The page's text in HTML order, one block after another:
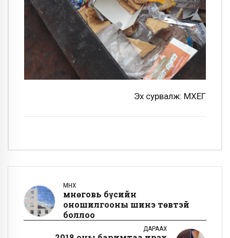
Эх сурвалж: МХЕГ
ӨМНӨХ
Өмнөговь бүсийн
оношилгооны шинэ төвтэй
боллоо
ДАРААХ